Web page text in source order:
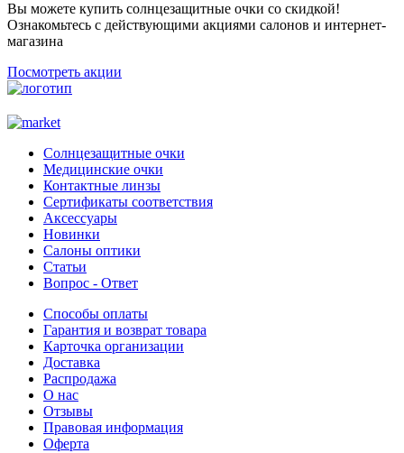
Вы можете купить солнцезащитные очки со скидкой!
Ознакомьтесь с действующими акциями салонов и интернет-
магазина
Посмотреть акции
Солнцезащитные очки
Медицинские очки
Контактные линзы
Сертификаты соответствия
Аксессуары
Новинки
Салоны оптики
Статьи
Вопрос - Ответ
Способы оплаты
Гарантия и возврат товара
Карточка организации
Доставка
Распродажа
О нас
Отзывы
Правовая информация
Оферта